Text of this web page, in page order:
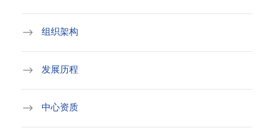
组织架构
发展历程
中心资质